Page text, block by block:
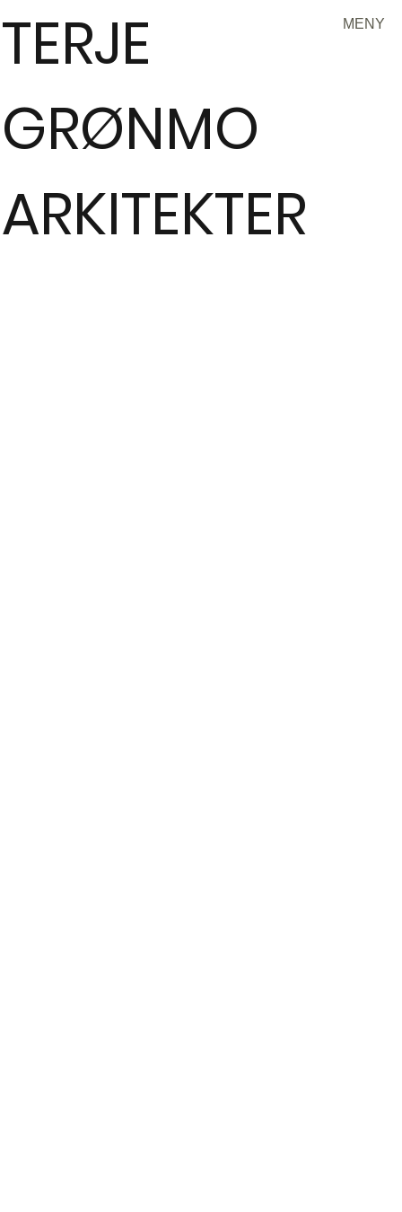
MENY
TERJE
GRØNMO
ARKITEKTER